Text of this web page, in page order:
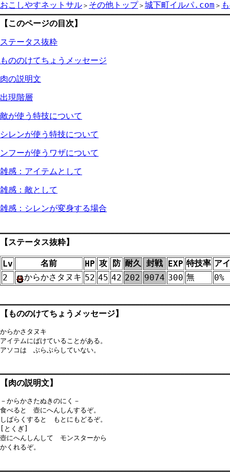
おこしやすネットサル ＞ その他トップ ＞ 城下町イルパ.com ＞
【このページの目次】
ステータス抜粋
もののけてちょうメッセージ
肉の説明文
出現階層
敵が使う特技について
シレンが使う特技について
ンフーが使うワザについて
雑感：アイテムとして
雑感：敵として
雑感：シレンが変身する場合
【ステータス抜粋】
Lv 名前 HP 攻 防 耐久 封戦 EXP 特技率 ア
2
からかさタヌキ 52 45 42 202 9074 300 無 0%
【 もののけてちょうメッセージ】
からかさタヌキ
アイテムにばけていることがある。
アソコは　ぶらぶらしていない。
【肉の説明文】
－からかさたぬきのにく－
食べると　壺にへんしんするぞ。
しばらくすると　もとにもどるぞ。
[とくぎ]
壺にへんしんして　モンスターから
かくれるぞ。